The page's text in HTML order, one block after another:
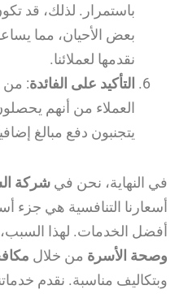
باستمرار. لذلك، قد
بعض الأحيان، مما
نقدمها لعملائنا.
التأكيد على الفائدة: من
العملاء من أنهم
يتجنبون دفع مبالغ
في النهاية، نحن في شركة
أسعارنا التنافسية هي جزء
أفضل الخدمات. لهذا
وصحة الأسرة من خلال
وبتكاليف مناسبة. نقدم